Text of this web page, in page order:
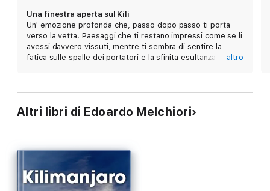
Una finestra aperta sul Kili
Un' emozione profonda che, passo dopo passo ti porta
verso la vetta. Paesaggi che ti restano impressi come se li
avessi davvero vissuti, mentre ti sembra di sentire la
fatica sulle spalle dei portatori e la sfinita esultanza
altro
Altri libri di Edoardo Melchiori